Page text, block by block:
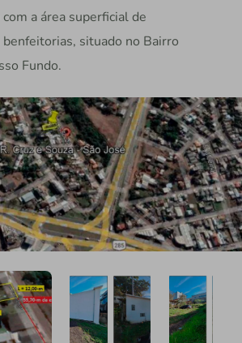
a área superficial de
situado no Bairro
Fundo.